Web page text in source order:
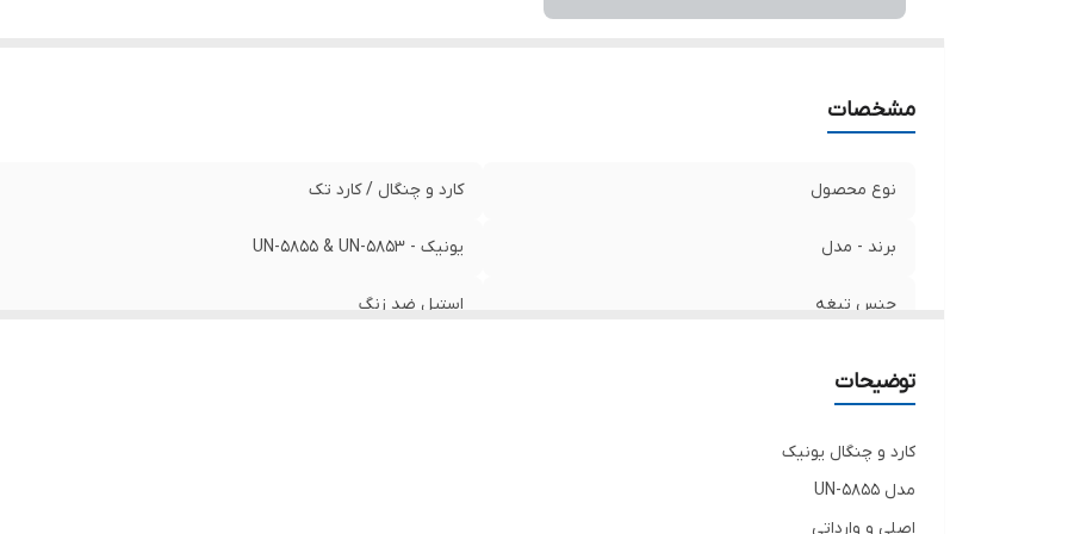
مشخصات
نوع محصول کارد و چنگال / کارد تک
برند - مدل یونیک - UN-5855 & UN-5853
جنس تیغه استیل ضد زنگ
توضیحات
کارد و چنگال یونیک
مدل UN-5855
اصلی و وارداتی